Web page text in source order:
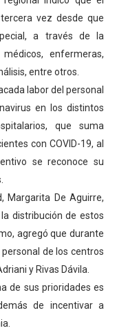
Mundial de la
brinda
Renace en el
vez desde que
a través de la
enfermeras,
entre otros.
labor del personal
en los distintos
que suma
con COVID-19, al
se reconoce su
Margarita De Aguirre,
distribución de estos
agregó que durante
de los centros
y Rivas Dávila.
de sus prioridades es
de incentivar a